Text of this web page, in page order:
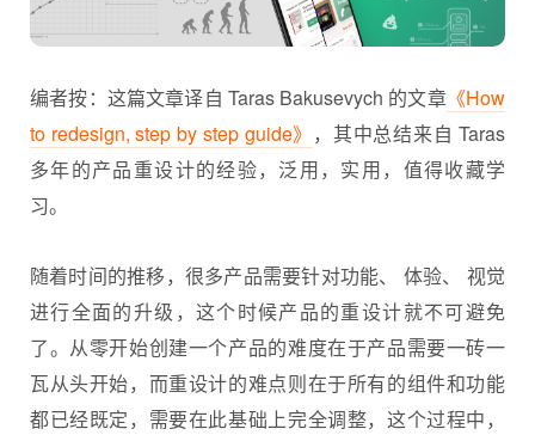
编者按：这篇文章译自 Taras Bakusevych 的文章《How
to redesign, step by step guide》 ，其中总结来自 Taras
多年的产品重设计的经验，泛用，实用，值得收藏学
习。
随着时间的推移，很多产品需要针对功能、 体验、 视觉
进行全面的升级，这个时候产品的重设计就不可避免
了。从零开始创建一个产品的难度在于产品需要一砖一
瓦从头开始，而重设计的难点则在于所有的组件和功能
都已经既定，需要在此基础上完全调整，这个过程中，